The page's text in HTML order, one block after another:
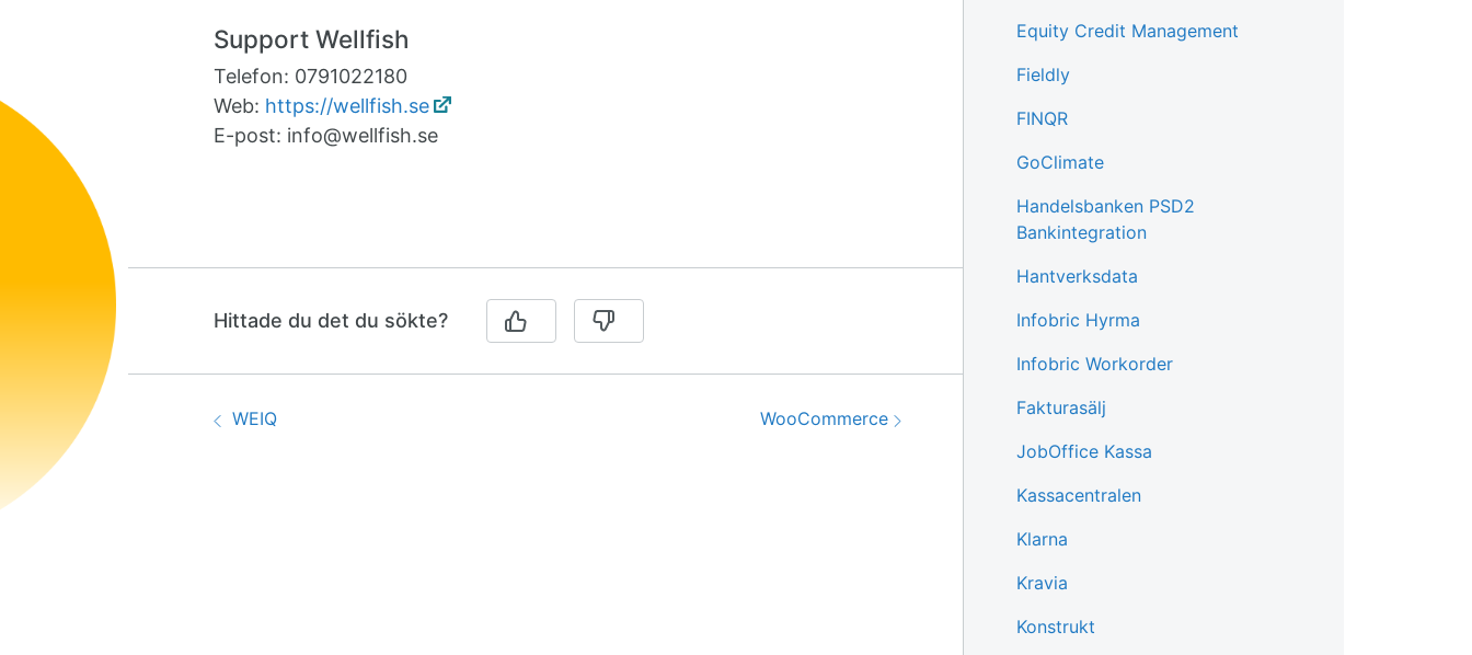
Support Wellfish
Telefon: 0791022180
Web: https://wellfish.se
E-post: info@wellfish.se
Hittade du det du sökte?
Guidenavigering
Föregående:
WEIQ Nästa:
WooCommerce
Equity Credit Management
Fieldly
FINQR
GoClimate
Handelsbanken PSD2
Bankintegration
Hantverksdata
Infobric Hyrma
Infobric Workorder
Fakturasälj
JobOffice Kassa
Kassacentralen
Klarna
Kravia
Konstrukt